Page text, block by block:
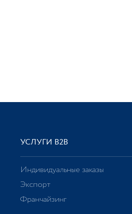
УСЛУГИ В2В
Индивидуальные заказы
Экспорт
Франчайзинг